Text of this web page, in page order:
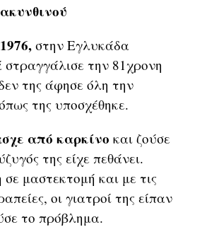
στην Εγλυκάδα
στραγγάλισε την 81χρονη
της άφησε όλη την
της υποσχέθηκε.
από καρκίνο και ζούσε
της είχε πεθάνει.
μαστεκτομή και με τις
οι γιατροί της είπαν
το πρόβλημα.